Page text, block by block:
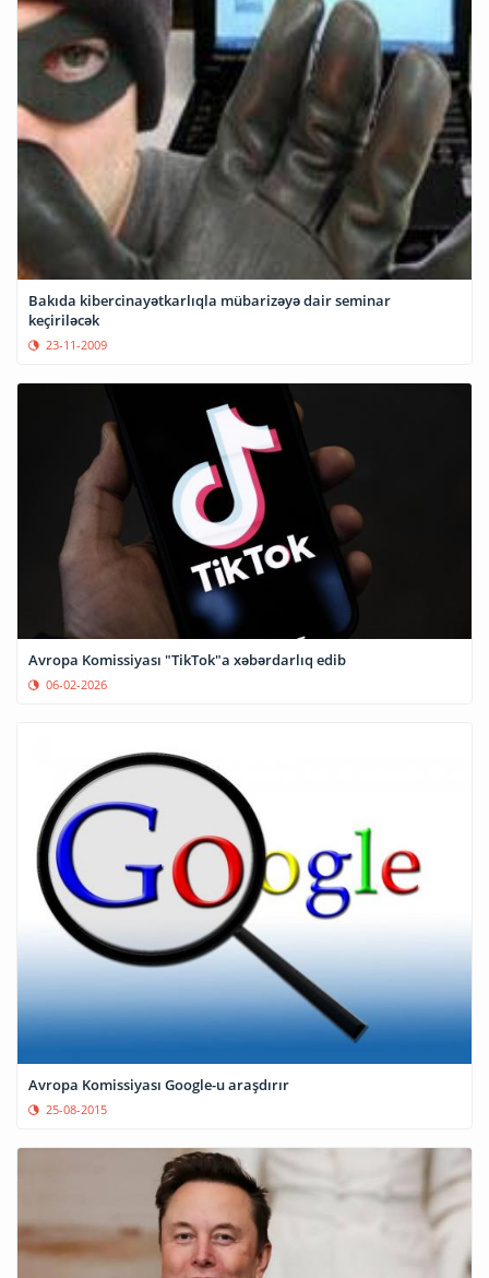
Bakıda kibercinayətkarlıqla mübarizəyə dair seminar
keçiriləcək
23-11-2009
Avropa Komissiyası "TikTok"a xəbərdarlıq edib
06-02-2026
Avropa Komissiyası Google-u araşdırır
25-08-2015